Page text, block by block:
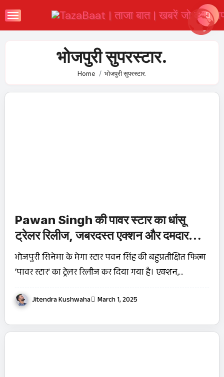
to
भोजपुरी सुपरस्टार.
Home भोजपुरी सुपरस्टार.
Pawan Singh की पावर स्टार का धांसू
ट्रेलर रिलीज, जबरदस्त एक्शन और दमदार
डायलॉग्स ने मचाया धमाल!
भोजपुरी सिनेमा के मेगा स्टार पवन सिंह की बहुप्रतीक्षित फिल्म
‘पावर स्टार’ का ट्रेलर रिलीज कर दिया गया है। एक्शन,…
Jitendra Kushwaha March 1, 2025